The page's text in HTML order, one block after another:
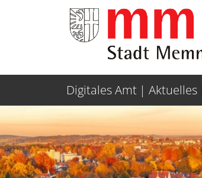
Weiter zur Navigation Weiter zum
Digitales Amt Aktuelles